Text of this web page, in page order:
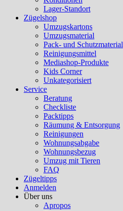
Lager-Standort
Zügelshop
Umzugskartons
Umzugsmaterial
Pack- und Schutzmaterial
Reinigungsmittel
Mediashop-Produkte
Kids Corner
Unkategorisiert
Service
Beratung
Checkliste
Packtipps
Räumung & Entsorgung
Reinigungen
Wohnungsabgabe
Wohnungsbezug
Umzug mit Tieren
FAQ
Zügeltipps
Anmelden
Über uns
Apropos